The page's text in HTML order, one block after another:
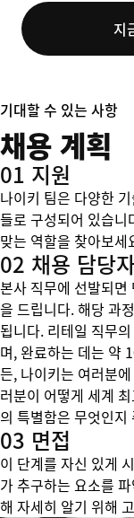
지
기대할 수 있는 사항
채용 계획
01 지원
나이키 팀은 다양한
들로 구성되어 있습니
맞는 역할을 찾아보
02 채용 담당
본사 직무에 선발되
을 드립니다. 해당 과
됩니다. 리테일 직무
며, 완료하는 데는 약
든, 나이키는 여러분
러분이 어떻게 세계
의 특별함은 무엇인
03 면접
이 단계를 자신 있게
가 추구하는 요소를
해 자세히 알기 위해